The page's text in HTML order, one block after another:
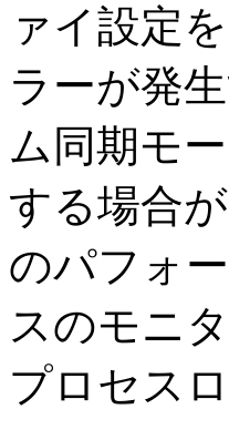
ァイ設定
ラーが発
ム同期モ
する場合
のパフォ
スのモニ
プロセス